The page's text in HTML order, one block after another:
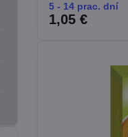
5 - 14 prac. dní
1,05 €